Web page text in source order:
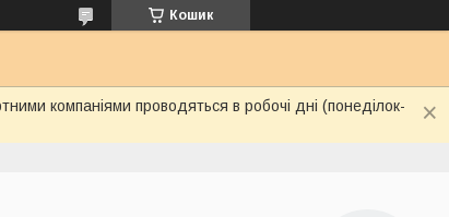
Кошик
компаніями проводяться в робочі дні (понеділок-